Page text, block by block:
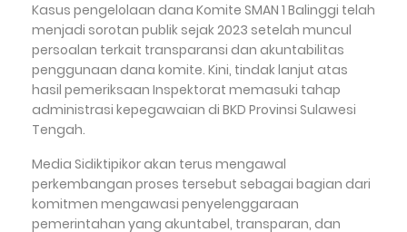
Kasus pengelolaan dana Komite SMAN 1 Balinggi telah
menjadi sorotan publik sejak 2023 setelah muncul
persoalan terkait transparansi dan akuntabilitas
penggunaan dana komite. Kini, tindak lanjut atas
hasil pemeriksaan Inspektorat memasuki tahap
administrasi kepegawaian di BKD Provinsi Sulawesi
Tengah.
Media Sidiktipikor akan terus mengawal
perkembangan proses tersebut sebagai bagian dari
komitmen mengawasi penyelenggaraan
pemerintahan yang akuntabel, transparan, dan